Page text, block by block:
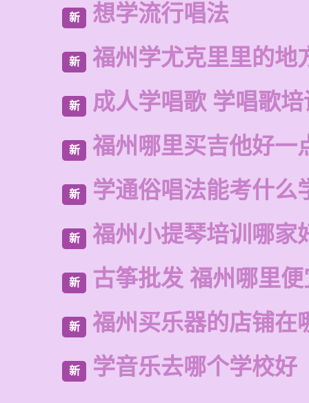
新 想学流行唱法
新 福州学尤克里里的地
新 成人学唱歌 学唱歌
新 福州哪里买吉他好一
新 学通俗唱法能考什么
新 福州小提琴培训哪家
新 古筝批发 福州哪里
新 福州买乐器的店铺在
新 学音乐去哪个学校好